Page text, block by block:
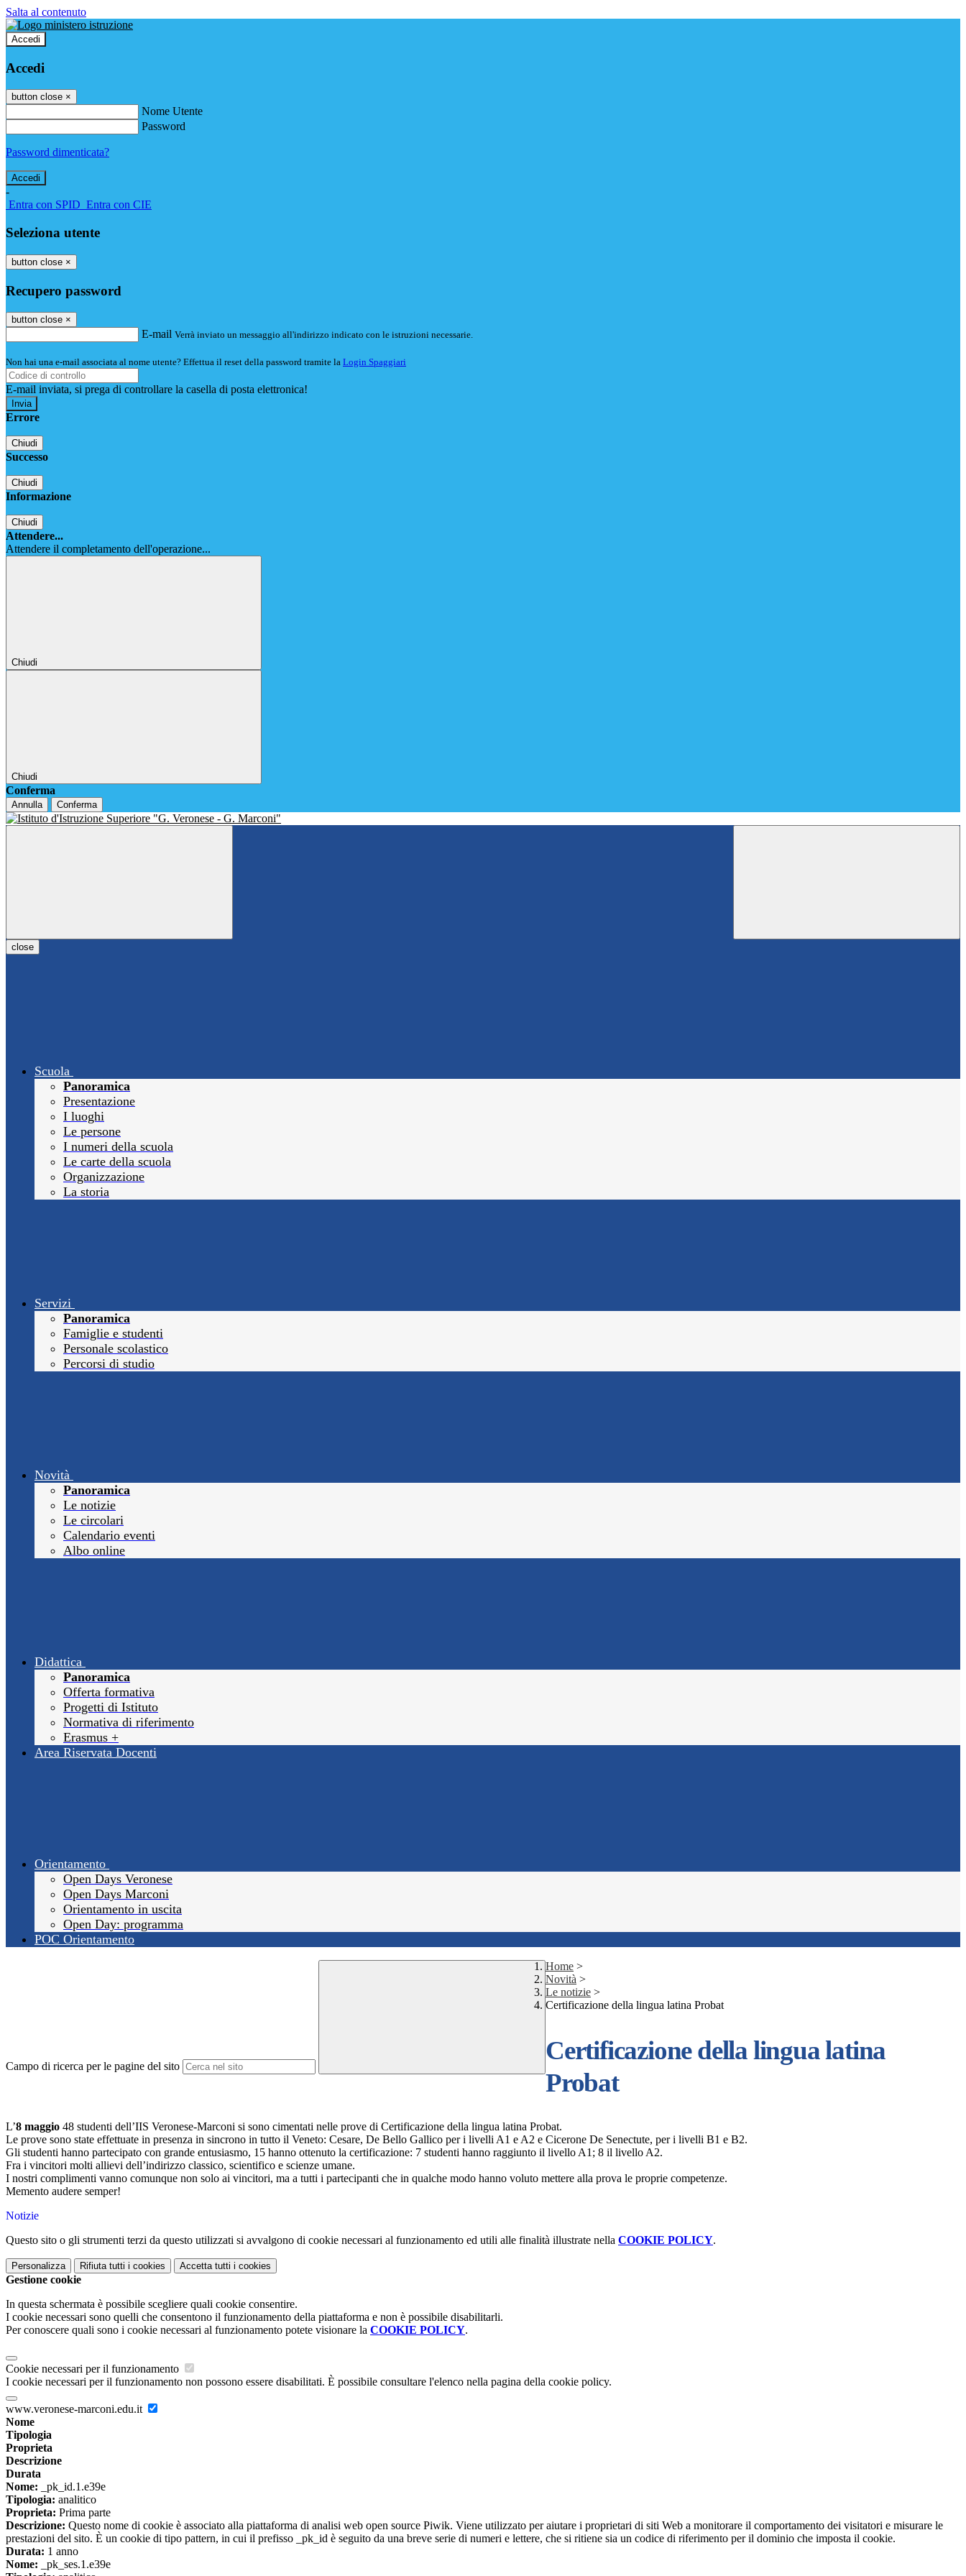
Salta al contenuto
Accedi
Accedi
button close ×
Nome Utente
Password
Password dimenticata?
-
Entra con SPID Entra con CIE
Seleziona utente
button close ×
Recupero password
button close ×
E-mail Verrà inviato un messaggio all'indirizzo indicato con le istruzioni necessarie.
Non hai una e-mail associata al nome utente? Effettua il reset della password tramite la Login Spaggiari
E-mail inviata, si prega di controllare la casella di posta elettronica!
Errore
Chiudi
Successo
Chiudi
Informazione
Chiudi
Attendere...
Attendere il completamento dell'operazione...
Chiudi
Chiudi
Conferma
Annulla Conferma
close
Scuola
Panoramica
Presentazione
I luoghi
Le persone
I numeri della scuola
Le carte della scuola
Organizzazione
La storia
Servizi
Panoramica
Famiglie e studenti
Personale scolastico
Percorsi di studio
Novità
Panoramica
Le notizie
Le circolari
Calendario eventi
Albo online
Didattica
Panoramica
Offerta formativa
Progetti di Istituto
Normativa di riferimento
Erasmus +
Area Riservata Docenti
Orientamento
Open Days Veronese
Open Days Marconi
Orientamento in uscita
Open Day: programma
POC Orientamento
Campo di ricerca per le pagine del sito
Home >
Novità >
Le notizie >
Certificazione della lingua latina Probat
Certificazione della lingua latina
Probat
L’8 maggio 48 studenti dell’IIS Veronese-Marconi si sono cimentati nelle prove di Certificazione della lingua latina Probat.
Le prove sono state effettuate in presenza in sincrono in tutto il Veneto: Cesare, De Bello Gallico per i livelli A1 e A2 e Cicerone De Senectute, per i livelli B1 e B2.
Gli studenti hanno partecipato con grande entusiasmo, 15 hanno ottenuto la certificazione: 7 studenti hanno raggiunto il livello A1; 8 il livello A2.
Fra i vincitori molti allievi dell’indirizzo classico, scientifico e scienze umane.
I nostri complimenti vanno comunque non solo ai vincitori, ma a tutti i partecipanti che in qualche modo hanno voluto mettere alla prova le proprie competenze.
Memento audere semper!
Notizie
Questo sito o gli strumenti terzi da questo utilizzati si avvalgono di cookie necessari al funzionamento ed utili alle finalità illustrate nella COOKIE POLICY.
Personalizza Rifiuta tutti i cookies Accetta tutti i cookies
Gestione cookie
In questa schermata è possibile scegliere quali cookie consentire.
I cookie necessari sono quelli che consentono il funzionamento della piattaforma e non è possibile disabilitarli.
Per conoscere quali sono i cookie necessari al funzionamento potete visionare la COOKIE POLICY.
Cookie necessari per il funzionamento
I cookie necessari per il funzionamento non possono essere disabilitati. È possibile consultare l'elenco nella pagina della cookie policy.
www.veronese-marconi.edu.it
Nome
Tipologia
Proprieta
Descrizione
Durata
Nome: _pk_id.1.e39e
Tipologia: analitico
Proprieta: Prima parte
Descrizione: Questo nome di cookie è associato alla piattaforma di analisi web open source Piwik. Viene utilizzato per aiutare i proprietari di siti Web a monitorare il comportamento dei visitatori e misurare le
prestazioni del sito. È un cookie di tipo pattern, in cui il prefisso _pk_id è seguito da una breve serie di numeri e lettere, che si ritiene sia un codice di riferimento per il dominio che imposta il cookie.
Durata: 1 anno
Nome: _pk_ses.1.e39e